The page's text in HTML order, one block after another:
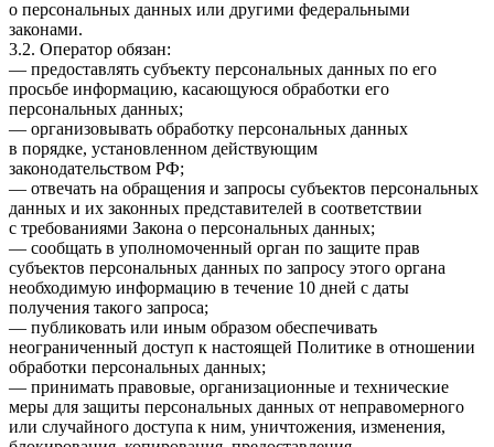
о персональных данных или другими федеральными
законами.
3.2. Оператор обязан:
— предоставлять субъекту персональных данных по его
просьбе информацию, касающуюся обработки его
персональных данных;
— организовывать обработку персональных данных
в порядке, установленном действующим
законодательством РФ;
— отвечать на обращения и запросы субъектов персональных
данных и их законных представителей в соответствии
с требованиями Закона о персональных данных;
— сообщать в уполномоченный орган по защите прав
субъектов персональных данных по запросу этого органа
необходимую информацию в течение 10 дней с даты
получения такого запроса;
— публиковать или иным образом обеспечивать
неограниченный доступ к настоящей Политике в отношении
обработки персональных данных;
— принимать правовые, организационные и технические
меры для защиты персональных данных от неправомерного
или случайного доступа к ним, уничтожения, изменения,